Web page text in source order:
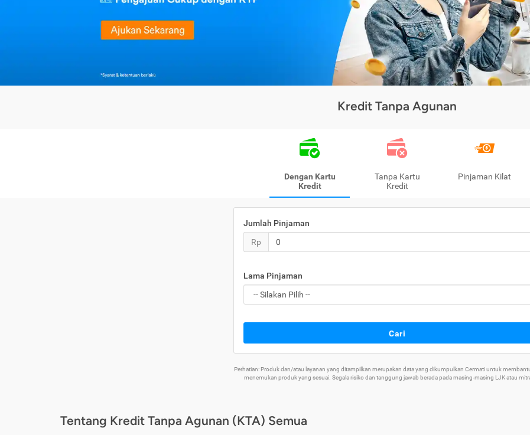
Kredit Tanpa Agunan
Dengan Kartu
Kredit
Tanpa Kartu
Kredit
Pinjaman Kilat
Jumlah Pinjaman
Rp
Lama Pinjaman
Cari
Perhatian: Produk dan/atau layanan yang ditampilkan merupakan data yang dikumpulkan Cermati untuk
menemukan produk yang sesuai. Segala risiko dan tanggung jawab berada pada masing-masing LJK atau
Tentang Kredit Tanpa Agunan (KTA) Semua